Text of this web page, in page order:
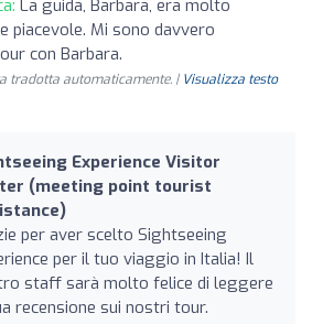
La guida, Barbara, era molto
piacevole. Mi sono davvero
con Barbara.
tradotta automaticamente. | Visualizza testo
Experience Visitor
(meeting point tourist
per aver scelto Sightseeing
per il tuo viaggio in Italia! Il
staff sarà molto felice di leggere
recensione sui nostri tour.